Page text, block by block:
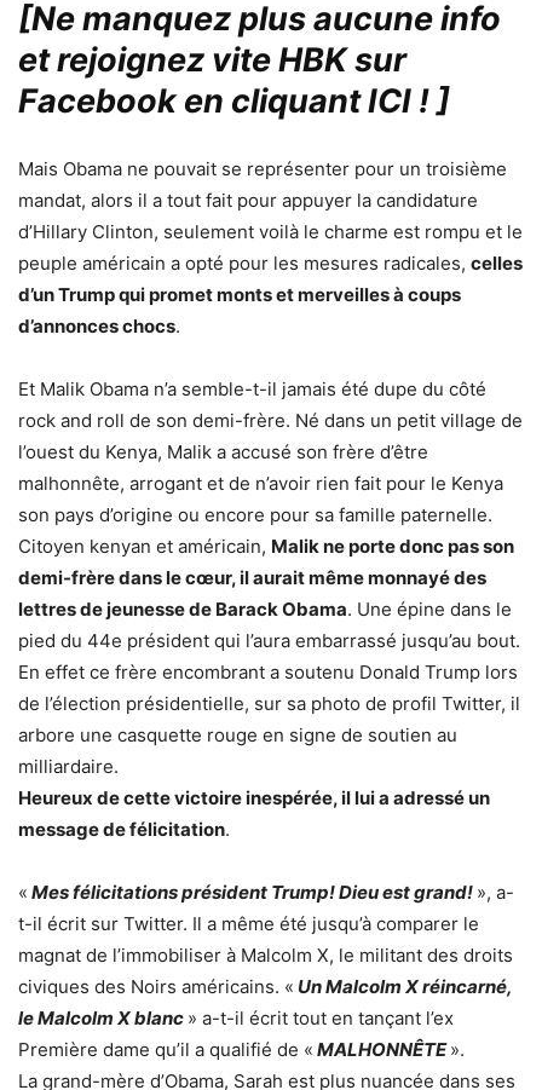
[Ne manquez plus aucune info
et rejoignez vite HBK sur
Facebook en cliquant ICI ! ]
Mais Obama ne pouvait se représenter pour un troisième
mandat, alors il a tout fait pour appuyer la candidature
d’Hillary Clinton, seulement voilà le charme est rompu et le
peuple américain a opté pour les mesures radicales, celles
d’un Trump qui promet monts et merveilles à coups
d’annonces chocs.
Et Malik Obama n’a semble-t-il jamais été dupe du côté
rock and roll de son demi-frère. Né dans un petit village de
l’ouest du Kenya, Malik a accusé son frère d’être
malhonnête, arrogant et de n’avoir rien fait pour le Kenya
son pays d’origine ou encore pour sa famille paternelle.
Citoyen kenyan et américain, Malik ne porte donc pas son
demi-frère dans le cœur, il aurait même monnayé des
lettres de jeunesse de Barack Obama. Une épine dans le
pied du 44e président qui l’aura embarrassé jusqu’au bout.
En effet ce frère encombrant a soutenu Donald Trump lors
de l’élection présidentielle, sur sa photo de profil Twitter, il
arbore une casquette rouge en signe de soutien au
milliardaire.
Heureux de cette victoire inespérée, il lui a adressé un
message de félicitation.
« Mes félicitations président Trump! Dieu est grand! », a-
t-il écrit sur Twitter. Il a même été jusqu’à comparer le
magnat de l’immobiliser à Malcolm X, le militant des droits
civiques des Noirs américains. « Un Malcolm X réincarné,
le Malcolm X blanc » a-t-il écrit tout en tançant l’ex
Première dame qu’il a qualifié de « MALHONNÊTE ».
La grand-mère d’Obama, Sarah est plus nuancée dans ses